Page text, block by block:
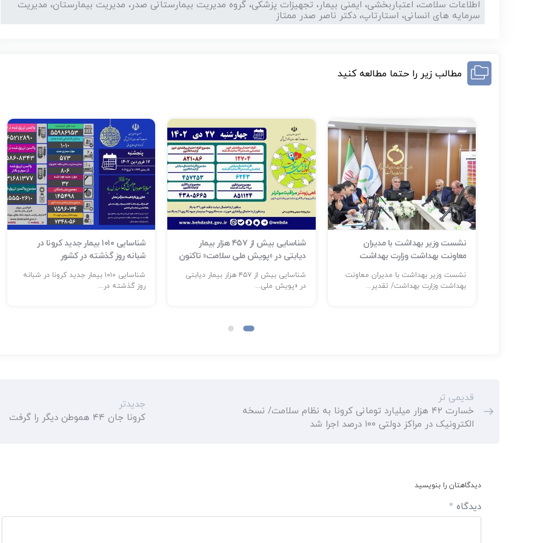
اطلاعات سلامت، اعتباربخشی، ایمنی بیمار، تجهیزات پزشکی، گروه مدیریت بیمارستانی صدر، مدیریت بیمارستان، مدیریت
سرمایه های انسانی، استارتاپ، دکتر ناصر صدر ممتاز
مطالب زیر را حتما مطالعه کنید
نشست وزیر بهداشت با مدیران
معاونت بهداشت وزارت بهداشت
نشست وزیر بهداشت با مدیران معاونت
بهداشت وزارت بهداشت/ تقدیر...
شناسایی بیش از ۴۵۷ هزار بیمار
دیابتی در «پویش ملی سلامت» تاکنون
شناسایی بیش از ۴۵۷ هزار بیمار دیابتی
در «پویش ملی...
شناسایی ۱۰۱۰ بیمار جدید کرونا در
شبانه روز گذشته در کشور
شناسایی ۱۰۱۰ بیمار جدید کرونا در شبانه
روز گذشته در...
قدیمی تر
خسارت ۴۲ هزار میلیارد تومانی کرونا به نظام سلامت/ نسخه
الکترونیک در مراکز دولتی ۱۰۰ درصد اجرا شد
جدیدتر
کرونا جان ۴۴ هموطن دیگر را گرفت
دیدگاهتان را بنویسید
دیدگاه *